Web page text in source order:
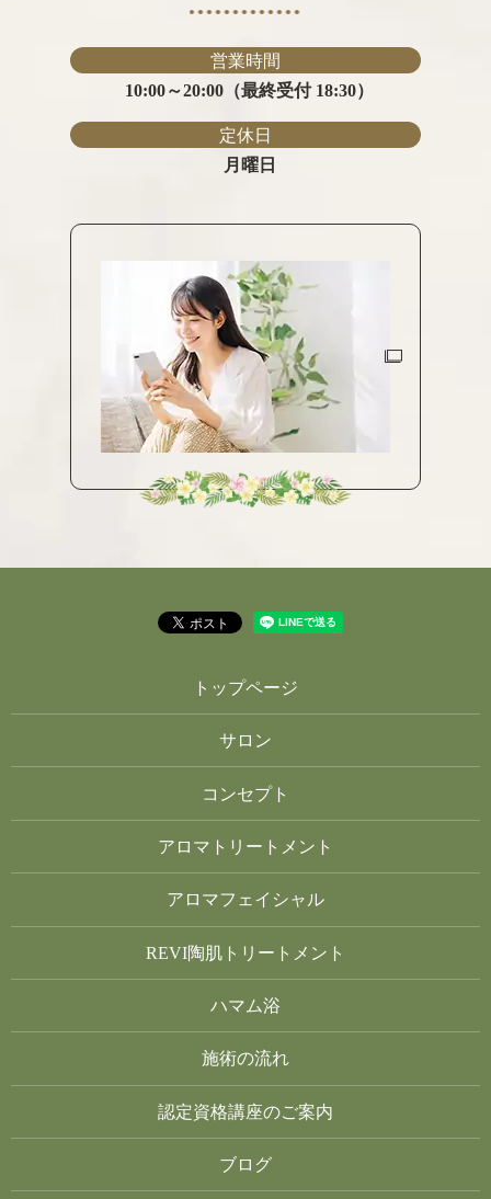
営業時間
10:00～20:00（最終受付 18:30）
定休日
月曜日
トップページ
サロン
コンセプト
アロマトリートメント
アロマフェイシャル
REVI陶肌トリートメント
ハマム浴
施術の流れ
認定資格講座のご案内
ブログ